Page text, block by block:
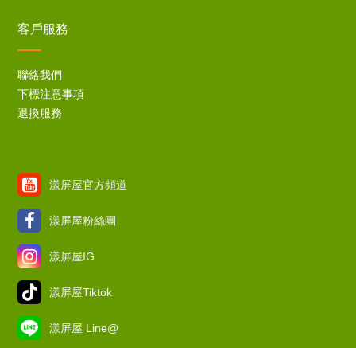
客戶服務
聯絡我們
下標注意事項
退換服務
漾屏屋官方頻道
漾屏屋粉絲團
漾屏屋IG
漾屏屋Tiktok
漾屏屋 Line@